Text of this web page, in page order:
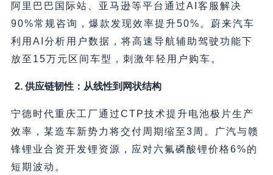
阿里巴巴国际站、亚马逊等平台通过AI客服解决
90%常规咨询，爆款发现效率提升50%。蔚来汽车
利用AI分析用户数据，将高速导航辅助驾驶功能下
放至15万元区间车型，刺激年轻用户购车。
2. 供应链韧性：从线性到网状结构
宁德时代重庆工厂通过CTP技术提升电池极片生产
效率，某造车新势力将交付周期缩至3周。广汽与赣
锋锂业合资开发锂资源，应对六氟磷酸锂价格6%的
短期波动。